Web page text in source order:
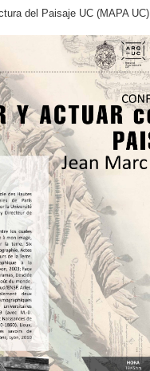
del Paisaje UC (MAPA UC)